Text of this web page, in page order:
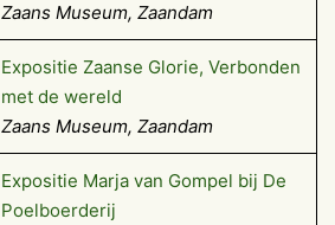
Zaans Museum, Zaandam
Expositie Zaanse Glorie, Verbonden
met de wereld
Zaans Museum, Zaandam
Exposi­tie Marja van Gom­pel bij De
Poelboerderij